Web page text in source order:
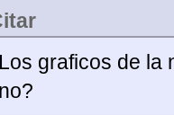
Los graficos de la
no?